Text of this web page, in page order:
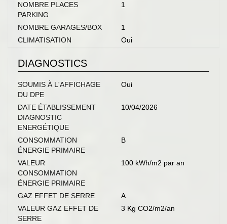
NOMBRE PLACES
PARKING
1
NOMBRE GARAGES/BOX
1
CLIMATISATION
Oui
DIAGNOSTICS
SOUMIS À L'AFFICHAGE
DU DPE
Oui
DATE ÉTABLISSEMENT
DIAGNOSTIC
ENERGÉTIQUE
10/04/2026
CONSOMMATION
ÉNERGIE PRIMAIRE
B
VALEUR
CONSOMMATION
ÉNERGIE PRIMAIRE
100 kWh/m2 par an
GAZ EFFET DE SERRE
A
VALEUR GAZ EFFET DE
SERRE
3 Kg CO2/m2/an